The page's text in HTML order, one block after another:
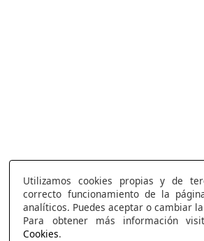
Utilizamos cookies propias y de
correcto funcionamiento de la
analíticos. Puedes aceptar o cambiar
Para obtener más información
Cookies.